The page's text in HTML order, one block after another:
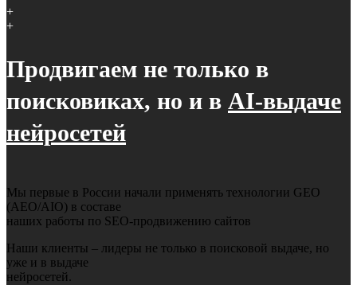
+
+
Продвигаем не только в
поисковиках, но и в AI-выдаче
нейросетей
Мы первые в России начали применять технологии GEO
(AEO/AIO) в составе
наших работы по SEO-продвижению сайтов
Наши клиенты – лидеры не только в поисковой выдаче, но
уже и в выдаче
нейросетей.